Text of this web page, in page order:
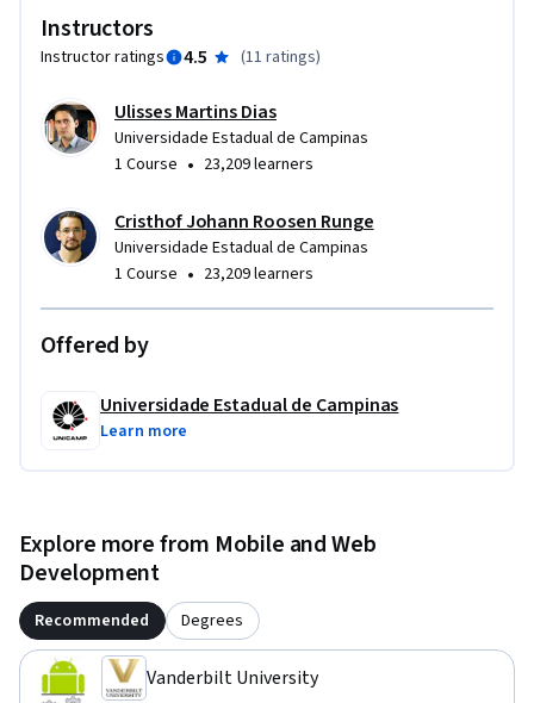
Instructors
Instructor ratings 4.5 (11 ratings)
Ulisses Martins Dias
Universidade Estadual de Campinas
1 Course • 23,209 learners
Cristhof Johann Roosen Runge
Universidade Estadual de Campinas
1 Course • 23,209 learners
Offered by
Universidade Estadual de Campinas
Learn more
Explore more from Mobile and Web
Development
Recommended Degrees
Vanderbilt University